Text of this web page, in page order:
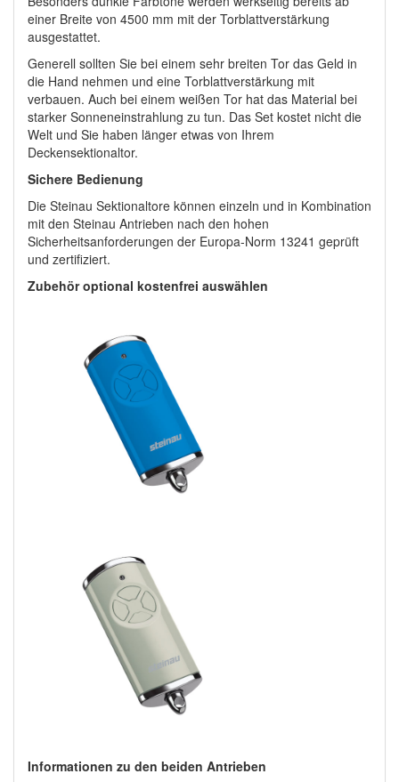
einer Breite von 4500 mm mit der Torblattverstärkung
ausgestattet.
Generell sollten Sie bei einem sehr breiten Tor das Geld in
die Hand nehmen und eine Torblattverstärkung mit
verbauen. Auch bei einem weißen Tor hat das Material bei
starker Sonneneinstrahlung zu tun. Das Set kostet nicht die
Welt und Sie haben länger etwas von Ihrem
Deckensektionaltor.
Sichere Bedienung
Die Steinau Sektionaltore können einzeln und in Kombination
mit den Steinau Antrieben nach den hohen
Sicherheitsanforderungen der Europa-Norm 13241 geprüft
und zertifiziert.
Zubehör optional kostenfrei auswählen
Informationen zu den beiden Antrieben